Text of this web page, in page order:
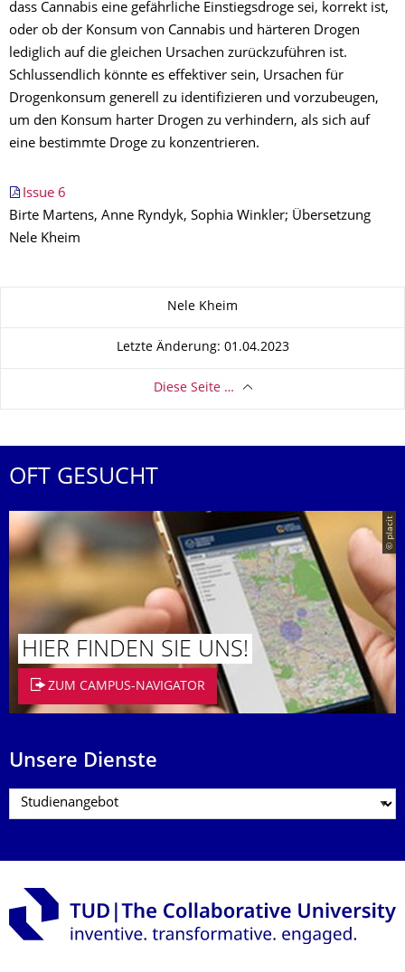
dass Cannabis eine gefährliche Einstiegsdroge sei, korrekt ist,
oder ob der Konsum von Cannabis und härteren Drogen
lediglich auf die gleichen Ursachen zurückzuführen ist.
Schlussendlich könnte es effektiver sein, Ursachen für
Drogenkonsum generell zu identifizieren und vorzubeugen,
um den Konsum harter Drogen zu verhindern, als sich auf
eine bestimmte Droge zu konzentrieren.
Issue 6
Birte Martens, Anne Ryndyk, Sophia Winkler; Übersetzung
Nele Kheim
Nele Kheim
Letzte Änderung: 01.04.2023
Diese Seite …
OFT GESUCHT
© placit
HIER FINDEN SIE UNS!
ZUM CAMPUS-NAVIGATOR
Unsere Dienste